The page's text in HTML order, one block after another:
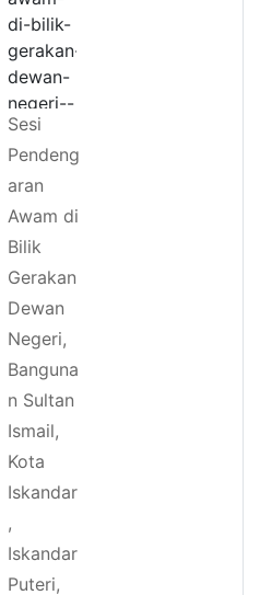
Sesi
Pendeng
aran
Awam di
Bilik
Gerakan
Dewan
Negeri,
Banguna
n Sultan
Ismail,
Kota
Iskandar
,
Iskandar
Puteri,